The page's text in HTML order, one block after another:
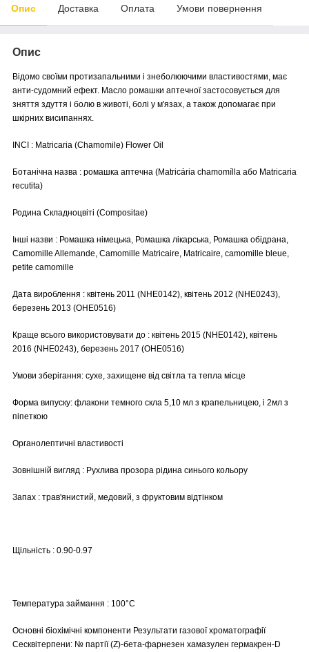
Опис Доставка Оплата Умови повернення
Опис
Відомо своїми протизапальними і знеболюючими властивостями, має
анти-судомний ефект. Масло ромашки аптечної застосовується для
зняття здуття і болю в животі, болі у м'язах, а також допомагає при
шкірних висипаннях.
INCI : Matricaria (Chamomile) Flower Oil
Ботанічна назва : ромашка аптечна (Matricária chamomílla або Matricaria
recutita)
Родина Складноцвіті (Compositae)
Інші назви : Ромашка німецька, Ромашка лікарська, Ромашка обідрана,
Camomille Allemande, Camomille Matricaire, Matricaire, camomille bleue,
petite camomille
Дата вироблення : квітень 2011 (NHE0142), квітень 2012 (NHE0243),
березень 2013 (OHE0516)
Краще всього використовувати до : квітень 2015 (NHE0142), квітень
2016 (NHE0243), березень 2017 (OHE0516)
Умови зберігання: сухе, захищене від світла та тепла місце
Форма випуску: флакони темного скла 5,10 мл з крапельницею, і 2мл з
піпеткою
Органолептичні властивості
Зовнішній вигляд : Рухлива прозора рідина синього кольору
Запах : трав'янистий, медовий, з фруктовим відтінком
Щільність : 0.90-0.97
Температура займання : 100°C
Основні біохімічні компоненти Результати газової хроматографії
Сесквітерпени: № партії (Z)-бета-фарнезен хамазулен гермакрен-D